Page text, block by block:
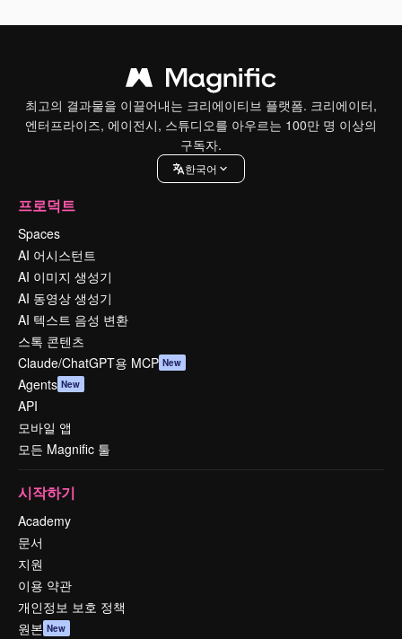
최고의 결과물을 이끌어내는 크리에이티브 플랫폼. 크리에이터,
엔터프라이즈, 에이전시, 스튜디오를 아우르는 100만 명 이상의
구독자.
한국어
프로덕트
Spaces
AI 어시스턴트
AI 이미지 생성기
AI 동영상 생성기
AI 텍스트 음성 변환
스톡 콘텐츠
Claude/ChatGPT용 MCP New
Agents New
API
모바일 앱
모든 Magnific 툴
시작하기
Academy
문서
지원
이용 약관
개인정보 보호 정책
원본 New